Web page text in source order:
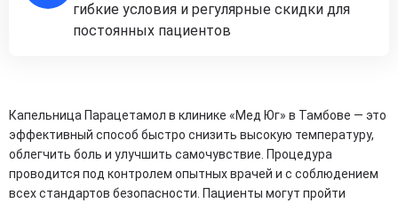
гибкие условия и регулярные скидки для
постоянных пациентов
Капельница Парацетамол в клинике «Мед Юг» в Тамбове — это
эффективный способ быстро снизить высокую температуру,
облегчить боль и улучшить самочувствие. Процедура
проводится под контролем опытных врачей и с соблюдением
всех стандартов безопасности. Пациенты могут пройти